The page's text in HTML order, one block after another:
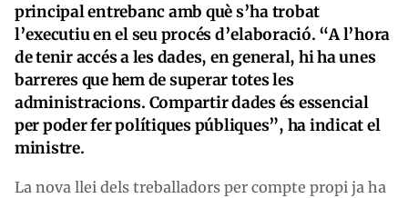
principal entrebanc amb què s’ha trobat
l’executiu en el seu procés d’elaboració. “A l’hora
de tenir accés a les dades, en general, hi ha unes
barreres que hem de superar totes les
administracions. Compartir dades és essencial
per poder fer polítiques públiques”, ha indicat el
ministre.
La nova llei dels treballadors per compte propi ja ha